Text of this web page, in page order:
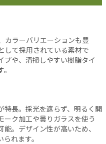
カラーバリエーションも豊
して採用されている素材で
プや、清掃しやすい樹脂タイ
特長。採光を遮らず、明るく開
ーク加工や曇りガラスを使う
。デザイン性が高いため、
れます。